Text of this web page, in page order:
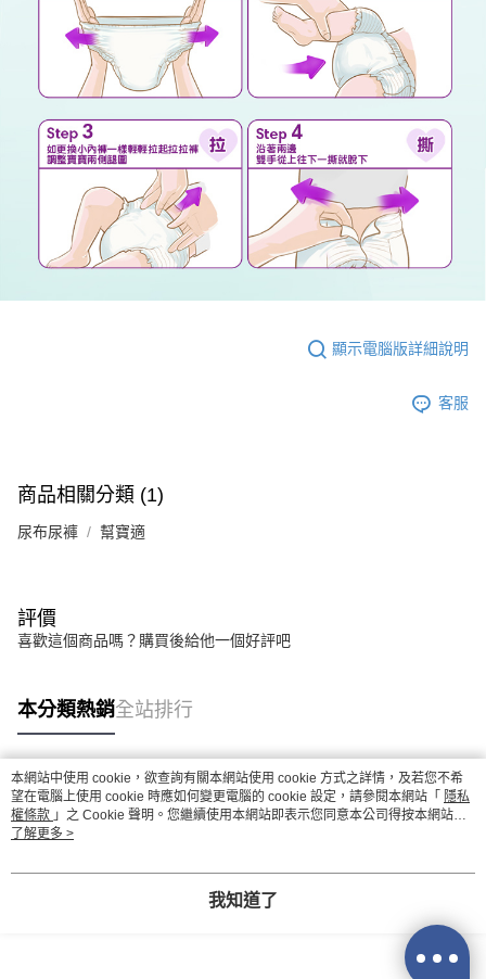
顯示電腦版詳細說明
客服
商品相關分類 (1)
尿布尿褲 幫寶適
評價
喜歡這個商品嗎？購買後給他一個好評吧
本分類熱銷全站排行
熱門標籤
本網站中使用 cookie，欲查詢有關本網站使用 cookie 方式之詳情，及若您不希
望在電腦上使用 cookie 時應如何變更電腦的 cookie 設定，請參閱本網站「 隱私
權條款 」之 Cookie 聲明。您繼續使用本網站即表示您同意本公司得按本網站使
用條款之 Cookie 聲明使用 cookie。
了解更多 >
我知道了